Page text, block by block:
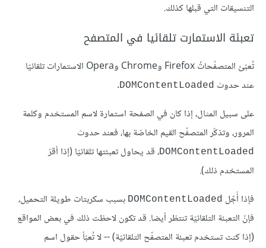
التنسيقات التي قبلها كذلك.
تعبئة الاستمارت تلقائيا في المتصفح
تُعبّئ المتصفّحاتُ Firefox وChrome وOpera الاستمارات تلقائيّا
عند حدوث DOMContentLoaded
.
على سبيل المثال، إذا كان في الصفحة استمارة لاسم المستخدم وكلمة
المرور، وتذكّر المتصفّح القيم الخاصّة بها، فعند حدوث
DOMContentLoaded، قد يحاول تعبئتها تلقائيّا (إذا أقرّ
المستخدم ذلك).
فإذا أُجِّل DOMContentLoaded بسبب سكربتات طويلة التحميل،
فإنّ التعبئة التلقائيّة تنتظر أيضا. قد تكون لاحظت ذلك في بعض المواقع
(إذا كنت تستخدم تعبئة المتصفّح التلقائيّة) -- لا تُعبّأ حقول اسم